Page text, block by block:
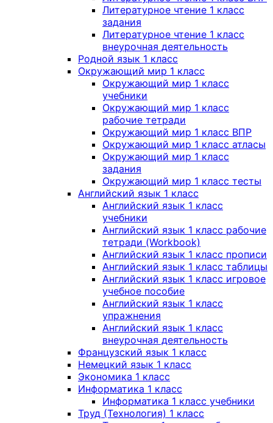
Литературное чтение 1 класс
задания
Литературное чтение 1 класс
внеурочная деятельность
Родной язык 1 класс
Окружающий мир 1 класс
Окружающий мир 1 класс
учебники
Окружающий мир 1 класс
рабочие тетради
Окружающий мир 1 класс ВПР
Окружающий мир 1 класс атласы
Окружающий мир 1 класс
задания
Окружающий мир 1 класс тесты
Английский язык 1 класс
Английский язык 1 класс
учебники
Английский язык 1 класс рабочие
тетради (Workbook)
Английский язык 1 класс прописи
Английский язык 1 класс таблицы
Английский язык 1 класс игровое
учебное пособие
Английский язык 1 класс
упражнения
Английский язык 1 класс
внеурочная деятельность
Французский язык 1 класс
Немецкий язык 1 класс
Экономика 1 класс
Информатика 1 класс
Информатика 1 класс учебники
Труд (Технология) 1 класс